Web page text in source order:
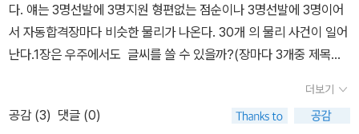
다. 얘는 3명선발에 3명지원 형편없는 점순이나 3명선발에 3명이어
서 자동합격장마다 비슷한 물리가 나온다. 30개 의 물리 사건이 일어
난다.1장은 우주에서도 글씨를 쓸 수 있을까?(장마다 3개중 제목과
화국에 개인 전용 우주선이 개발되었다. 우주여행을 하고 싶었던 이
필기 씨가 그동안 모은 돈으로 소형 미니스를 샀다. 그리고 기행문을
더보기
공감 (3) 댓글 (0)